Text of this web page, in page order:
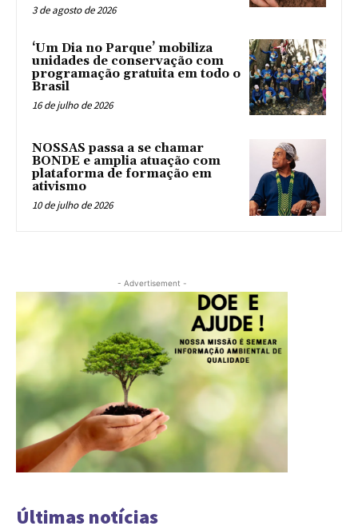
3 de agosto de 2026
‘Um Dia no Parque’ mobiliza
unidades de conservação com
programação gratuita em todo o
Brasil
16 de julho de 2026
NOSSAS passa a se chamar
BONDE e amplia atuação com
plataforma de formação em
ativismo
10 de julho de 2026
- Advertisement -
Últimas notícias